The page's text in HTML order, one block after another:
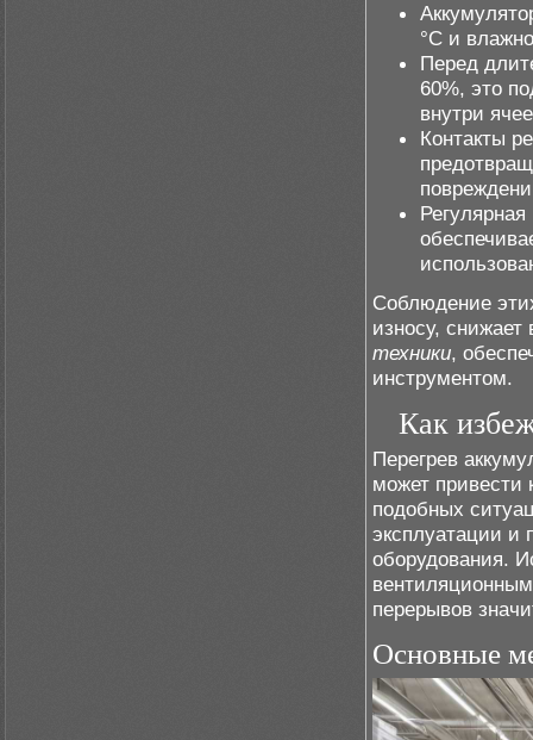
°C и
Перед
60%, это
внутри
Контакты
Соблюдение
износу, снижает
техники,
инструментом.
Как
Перегрев
может привести
подобных
эксплуатации и
оборудования.
перерывов
Основные